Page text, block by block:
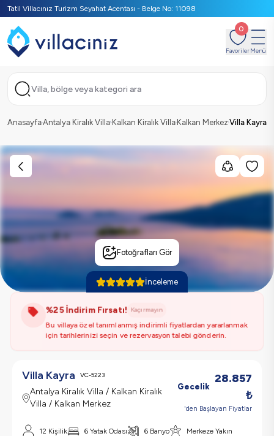
Tatil Villacınız Turizm Seyahat Acentası - Belge No: 11098
0
FavorilerMenü
Villa, bölge veya kategori ara
AnasayfaAntalya Kiralık VillaKalkan Kiralık VillaKalkan Merkez Villa Kayra
Fotoğrafları Gör
İnceleme
%25İndirim Fırsatı! Kaçırmayın
Bu villaya özel tanımlanmış indirimli fiyatlardan yararlanmak
için tarihlerinizi seçin ve rezervasyon talebi gönderin.
Villa Kayra VC-5223
Antalya Kiralık Villa / Kalkan Kiralık
Villa / Kalkan Merkez
Gecelik
28.857
₺
'den Başlayan Fiyatlar
12 Kişilik 6 Yatak Odası 6 Banyo
Merkeze Yakın